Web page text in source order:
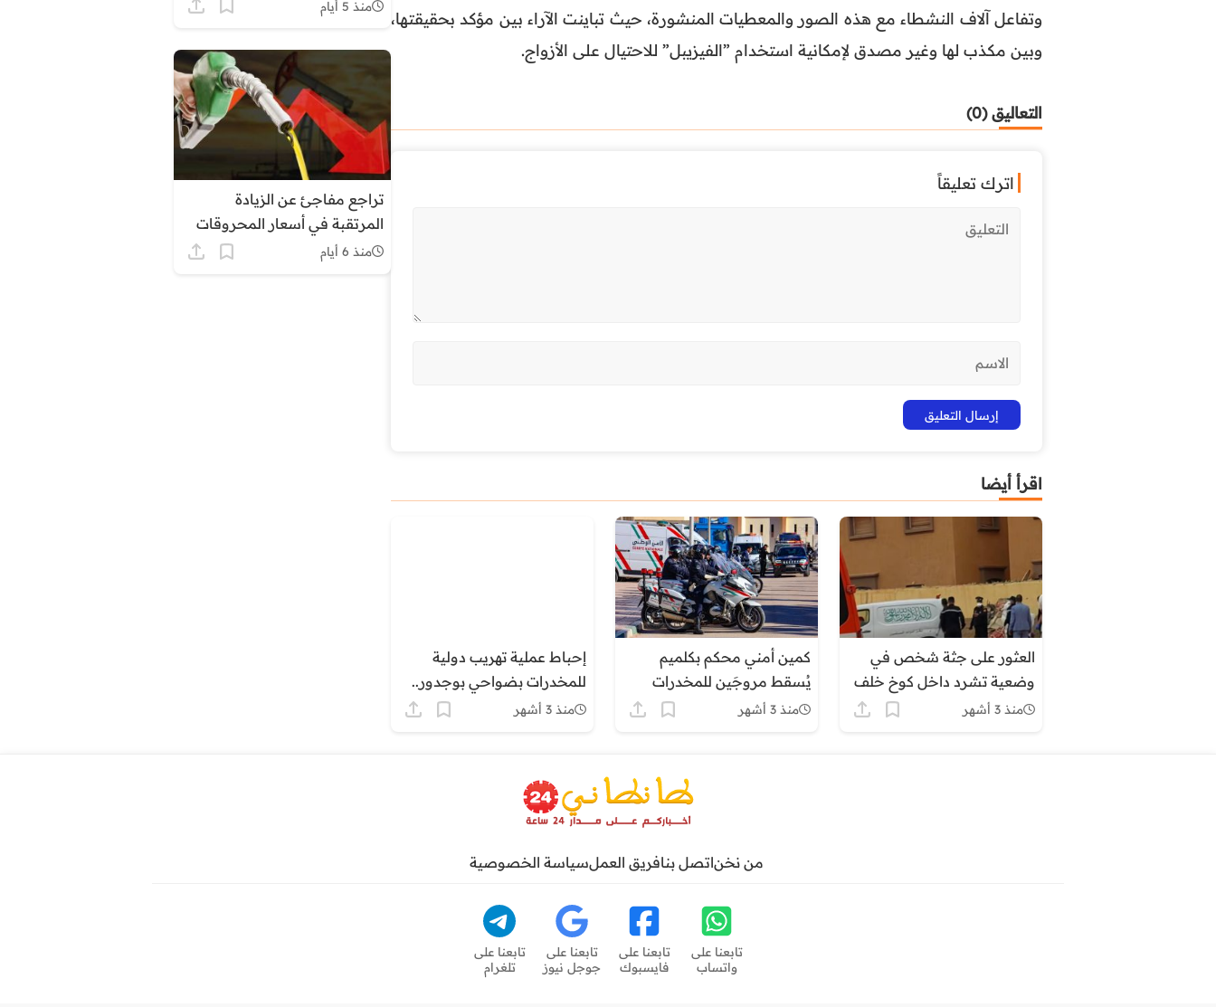
وتفاعل آلاف النشطاء مع هذه الصور والمعطيات المنشورة، حيث تباينت الآراء بين مؤكد بحقيقتها،
وبين مكذب لها وغير مصدق لإمكانية استخدام ”الفيزيبل” للاحتيال على الأزواج.
التعاليق (0)
اترك تعليقاً
اقرأ أيضا
العثور على جثة شخص في
وضعية تشرد داخل كوخ خلف
إقامة الدرك بطنطان
منذ 3 أشهر
كمين أمني محكم بكلميم
يُسقط مروجَين للمخدرات
ويحجز أزيد من 25 كيلوغراماً
منذ 3 أشهر
إحباط عملية تهريب دولية
للمخدرات بضواحي بوجدور..
حجز 8.6 أطنان من “الشيرا”
منذ 3 أشهر
منذ 5 أيام
تراجع مفاجئ عن الزيادة
المرتقبة في أسعار المحروقات
بالمغرب وسط ترقب وتساءلات
منذ 6 أيام
من نخناتصل بنافريق العملسياسة الخصوصية
تابعنا على
واتساب
تابعنا على
فايسبوك
تابعنا على
جوجل نيوز
تابعنا على
تلغرام